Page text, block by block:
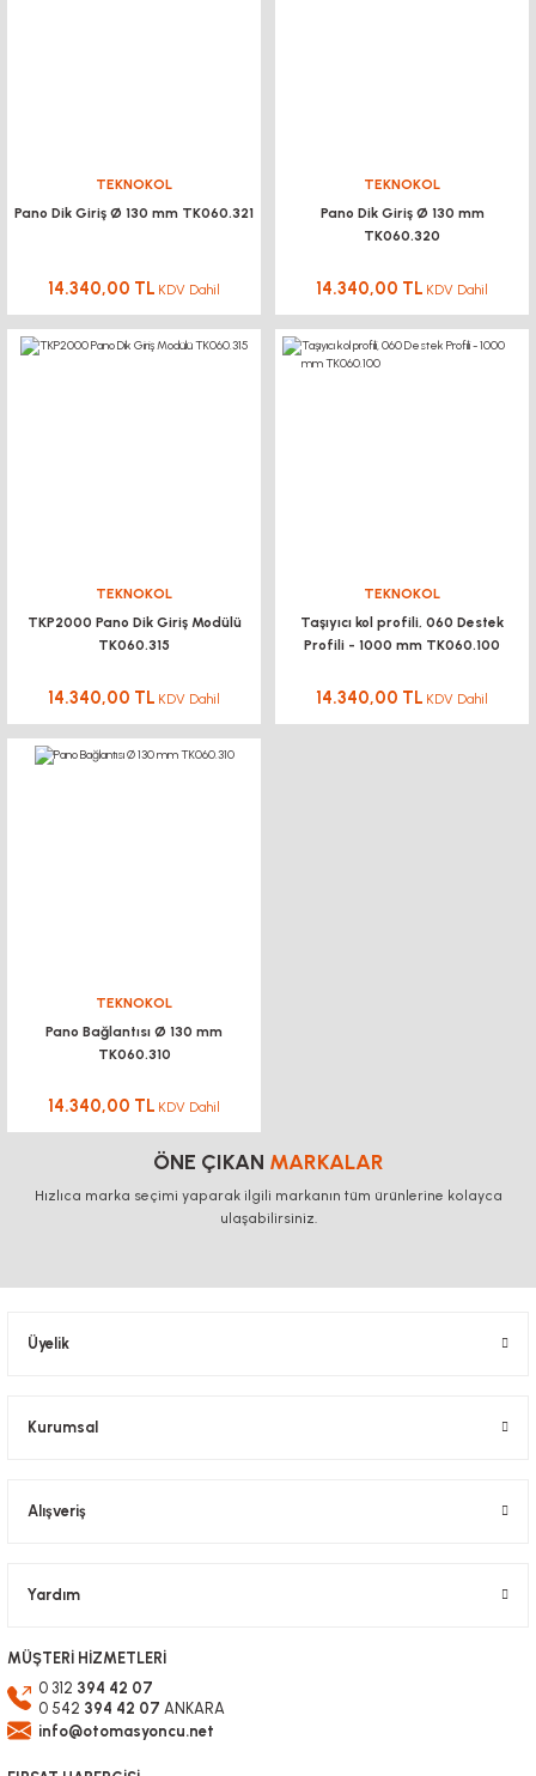
TEKNOKOL
Pano Dik Giriş Ø 130 mm TK060.321
14.340,00 TL KDV Dahil
TEKNOKOL
Pano Dik Giriş Ø 130 mm
TK060.320
14.340,00 TL KDV Dahil
TEKNOKOL
TKP2000 Pano Dik Giriş Modülü
TK060.315
14.340,00 TL KDV Dahil
TEKNOKOL
Taşıyıcı kol profili, 060 Destek
Profili - 1000 mm TK060.100
14.340,00 TL KDV Dahil
TEKNOKOL
Pano Bağlantısı Ø 130 mm
TK060.310
14.340,00 TL KDV Dahil
ÖNE ÇIKAN MARKALAR
Hızlıca marka seçimi yaparak ilgili markanın tüm ürünlerine kolayca
ulaşabilirsiniz.
Üyelik
Kurumsal
Alışveriş
Yardım
MÜŞTERİ HİZMETLERİ
0 312 394 42 07
0 542 394 42 07 ANKARA
info@otomasyoncu.net